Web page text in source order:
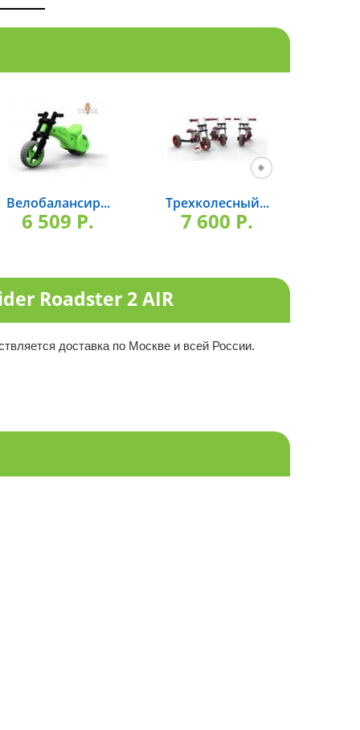
Велобалансир...
6 509 P.
Трехколесный...
7 600 P.
Roadster 2 AIR
доставка по Москве и всей России.